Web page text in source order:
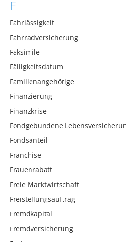
F
Fahrlässigkeit
Fahrradversicherung
Faksimile
Fälligkeitsdatum
Familienangehörige
Finanzierung
Finanzkrise
Fondgebundene
Fondsanteil
Franchise
Frauenrabatt
Freie Marktwirtschaft
Freistellungsauftrag
Fremdkapital
Fremdversicherung